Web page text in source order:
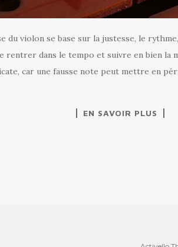
du violon se base sur la justesse, le
rentrer dans le tempo et suivre en bien la
car une fausse note peut mettre en
EN SAVOIR PLUS